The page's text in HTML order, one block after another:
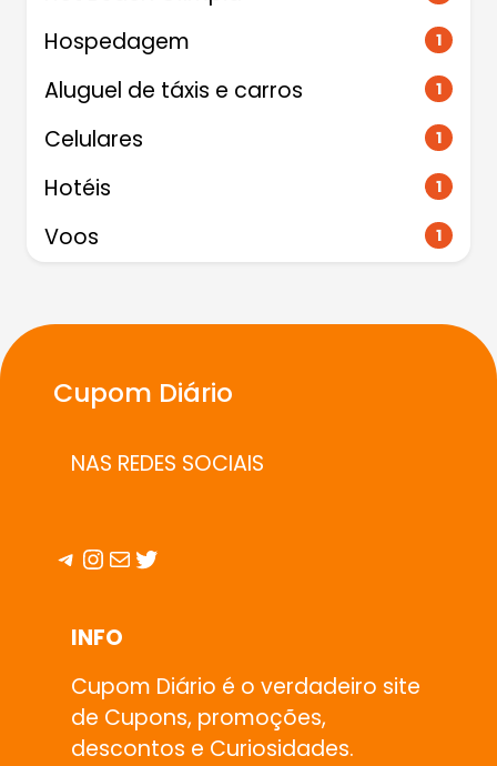
Hospedagem 1
Aluguel de táxis e carros 1
Celulares 1
Hotéis 1
Voos 1
Cupom Diário
NAS REDES SOCIAIS
Telegram
Instagram
E-mailTwitter
INFO
Cupom Diário é o verdadeiro site
de Cupons, promoções,
descontos e Curiosidades.